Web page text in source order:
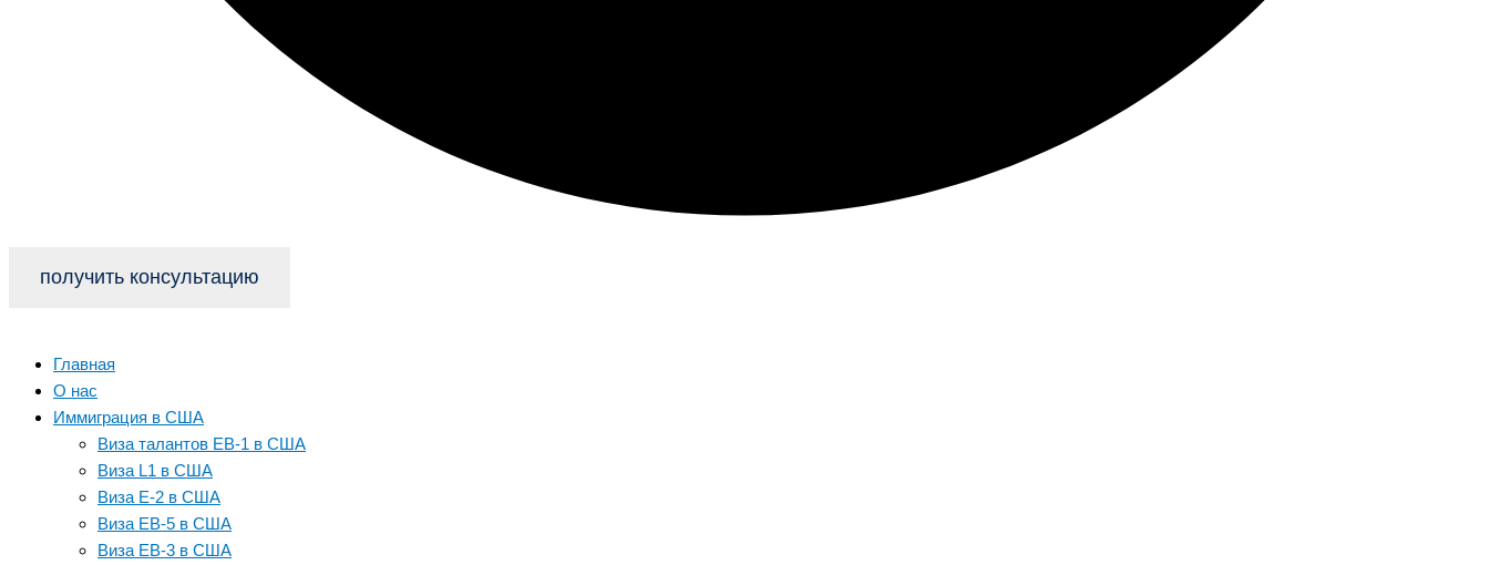
получить консультацию
Главная
О нас
Иммиграция в США
Виза талантов EB-1 в США
Виза L1 в США
Виза E-2 в США
Виза EB-5 в США
Виза EB-3 в США